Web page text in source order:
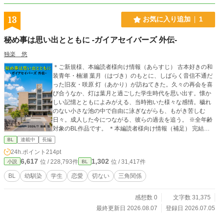
13 お気に入り追加 1
秘め事は思い出とともに -ガイアセイバーズ 外伝-
独楽 悠
＊ご新規様、本編読者様向け情報（あらすじ） 古本好きの和
装青年・楠瀬 葉月（はづき）のもとに、しばらく音信不通だ
った旧友・咲原 灯（あかり）が訪ねてきた。久々の再会を喜
び合うなか、灯は葉月と過ごした学生時代を思い出す。懐か
しい記憶とともによみがえる、当時抱いた様々な感情。穢れ
のない小さな池の中で自由に泳ぎながらも、もがき苦しむ
日々。成人した今につながる、彼らの過去を追う。 ※全年齢
対象のBL作品です。 ＊本編読者様向け情報（補足） 完結済
シリーズ作品『GAIA SAVERS』の外伝ストーリーで、シリー
ズ作中の登場人物・葉月、灯のおよそ15年前からの6年間を
追った、彼らの青春時代の物語です。 関連作品：シリーズ第
4作『ガイアセイバーズ4 -狭間に咲く蒼の華-』 ◆更新スケジ
ュール 2026/7/5から毎日、19:40に投稿 初回のみ第1話の
3ページ目まで投稿、翌日からは1ページずつ投稿とします。
が、当作品自体が「外伝」という扱いであり、ストーリーの
元となるシリーズ作品『ガイアセイバーズ』はほぼすべて年
BL 連載中 長編
24h.ポイント 214pt
小説 6,617 位 / 228,793件 BL 1,302 位 / 31,417件
BL 幼馴染 学生 恋愛 切ない 三角関係
感想数 0
文字数 31,375
最終更新日 2026.08.07
登録日 2026.07.05